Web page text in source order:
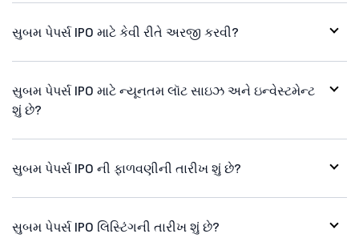
સુબમ પેપર્સ IPO માટે કેવી રીતે અરજી કરવી?
સુબમ પેપર્સ IPO માટે ન્યૂનતમ લૉટ સાઇઝ અને ઇન્વેસ્ટમેન્ટ
શું છે?
સુબમ પેપર્સ IPO ની ફાળવણીની તારીખ શું છે?
સુબમ પેપર્સ IPO લિસ્ટિંગની તારીખ શું છે?